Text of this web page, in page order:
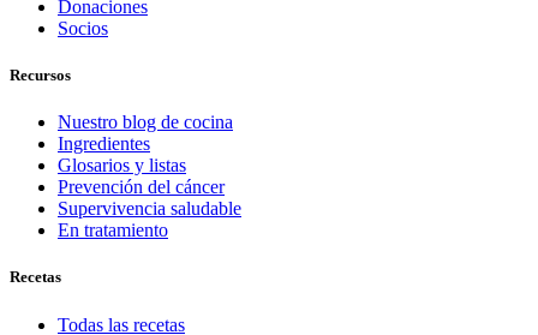
Donaciones
Socios
Recursos
Nuestro blog de cocina
Ingredientes
Glosarios y listas
Prevención del cáncer
Supervivencia saludable
En tratamiento
Recetas
Todas las recetas